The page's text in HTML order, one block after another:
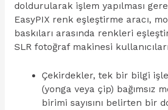
doldurularak işlem yapılması
EasyPIX renk eşleştirme aracı,
baskıları arasında renkleri
SLR fotoğraf makinesi
Çekirdekler, tek bir bilgi
(yonga veya çip) bağımsız
birimi sayısını belirten bir